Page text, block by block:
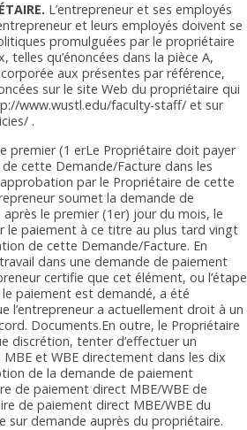
L’entrepreneur et ses employés
et leurs employés doivent se
promulguées par le propriétaire
telles qu’énoncées dans la pièce A,
aux présentes par référence,
sur le site Web du propriétaire qui
www.wustl.edu/faculty-staff/ et sur
.
premier (1 erLe Propriétaire doit payer
cette Demande/Facture dans les
par le Propriétaire de cette
soumet la demande de
le premier (1er) jour du mois, le
le paiement à ce titre au plus tard vingt
de cette Demande/Facture. En
dans une demande de paiement
certifie que cet élément, ou l’étape
paiement est demandé, a été
l’entrepreneur a actuellement droit à un
Documents.En outre, le Propriétaire
discrétion, tenter d’effectuer un
et WBE directement dans les dix
de la demande de paiement
de paiement direct MBE/WBE de
de paiement direct MBE/WBE du
sur demande auprès du propriétaire.